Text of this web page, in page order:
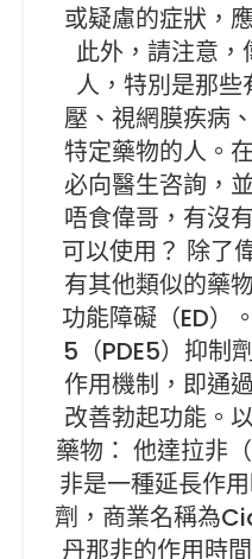
或疑慮的症狀，
此外，請注意
人，特別是那
壓、視網膜疾病
特定藥物的人。
必向醫生咨詢，
唔食偉哥，有沒
可以使用？ 除了
有其他類似的藥
功能障礙（ED）
5（PDE5）抑制
作用機制，即通
改善勃起功能。
藥物： 他達拉非
非是一種延長作
劑，商業名稱為
丹那非的作用時